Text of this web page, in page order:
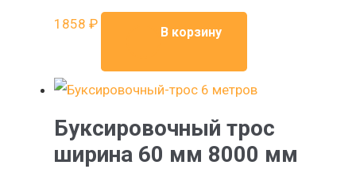
1858 ₽
В корзину
Буксировочный трос
ширина 60 мм 8000 мм